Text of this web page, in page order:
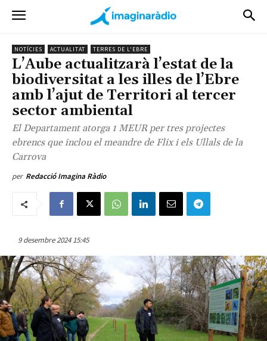
NOTÍCIES ACTUALITAT TERRES DE L'EBRE
L’Aube actualitzarà l’estat de la
biodiversitat a les illes de l’Ebre
amb l’ajut de Territori al tercer
sector ambiental
El Departament atorga 1 MEUR per tres projectes
ebrencs que inclou el meandre de Flix i els Ullals de la
Carrova
per Redacció Imagina Ràdio
9 desembre 2024 15:45